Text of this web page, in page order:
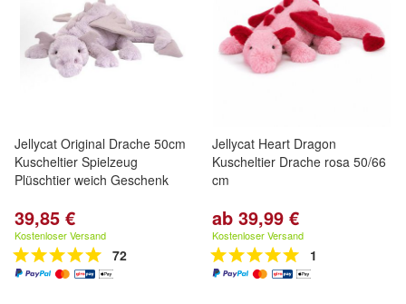
Jellycat Original Drache 50cm
Kuscheltier Spielzeug
Plüschtier weich Geschenk
39,85 €
Kostenloser Versand
72
Jellycat Heart Dragon
Kuscheltier Drache rosa 50/66
cm
ab 39,99 €
Kostenloser Versand
1